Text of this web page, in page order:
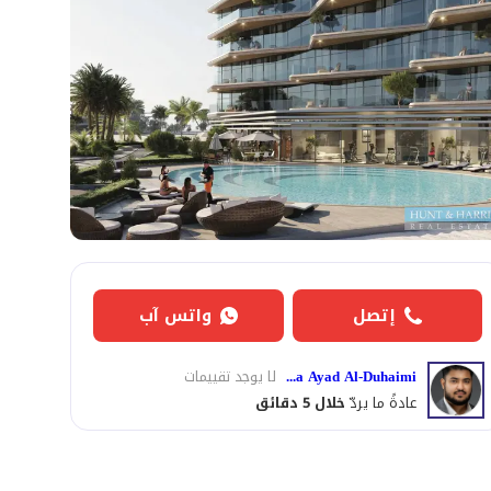
إتصل واتس آب
Mostfa Ayad Al-Duhaimi لا يوجد تقييمات
عادةً ما يردّخلال 5 دقائق